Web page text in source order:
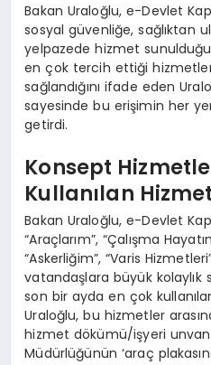
Bakan Uraloğlu, e-Devlet
sosyal güvenliğe, sağlıktan
yelpazede hizmet
en çok tercih ettiği
sağlandığını ifade eden
sayesinde bu erişimin her
getirdi.
Konsept
Kullanılan
Bakan Uraloğlu, e-Devlet
“Araçlarım”, “Çalışma
“Askerliğim”, “Varis
vatandaşlara büyük kolaylık
son bir ayda en çok
Uraloğlu, bu hizmetler
hizmet dökümü/işyeri unvan
Müdürlüğünün ‘araç